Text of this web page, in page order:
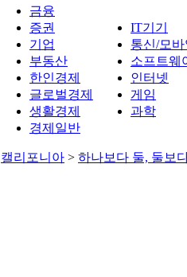
금융
증권
기업
부동산
한인경제
글로벌경제
생활경제
경제일반
IT기기
통신/모
소프트웨
인터넷
게임
과학
캘리포니아 > 하나보다 둘,